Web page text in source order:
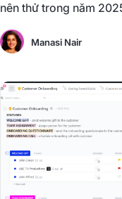
nên thử trong năm
Manasi Nair